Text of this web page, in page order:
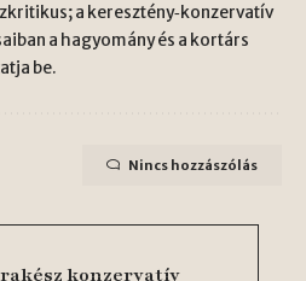
a keresztény‑konzervatív
a hagyomány és a kortárs
be.
Nincs hozzászólás
konzervatív